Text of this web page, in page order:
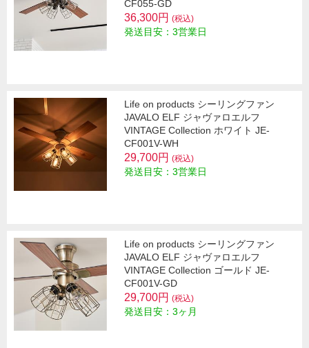
CF055-GD
36,300円 (税込)
発送目安：3営業日
Life on products シーリングファン
JAVALO ELF ジャヴァロエルフ
VINTAGE Collection ホワイト JE-
CF001V-WH
29,700円 (税込)
発送目安：3営業日
Life on products シーリングファン
JAVALO ELF ジャヴァロエルフ
VINTAGE Collection ゴールド JE-
CF001V-GD
29,700円 (税込)
発送目安：3ヶ月